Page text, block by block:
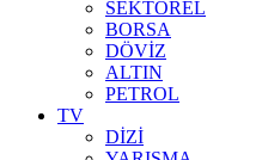
SEKTÖREL
BORSA
DÖVİZ
ALTIN
PETROL
TV
DİZİ